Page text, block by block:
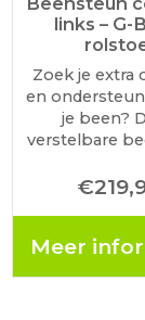
links – G-
Zoek je extra
en
je been?
verstelbare
de G-Basic
verstelbaar
€
Meer